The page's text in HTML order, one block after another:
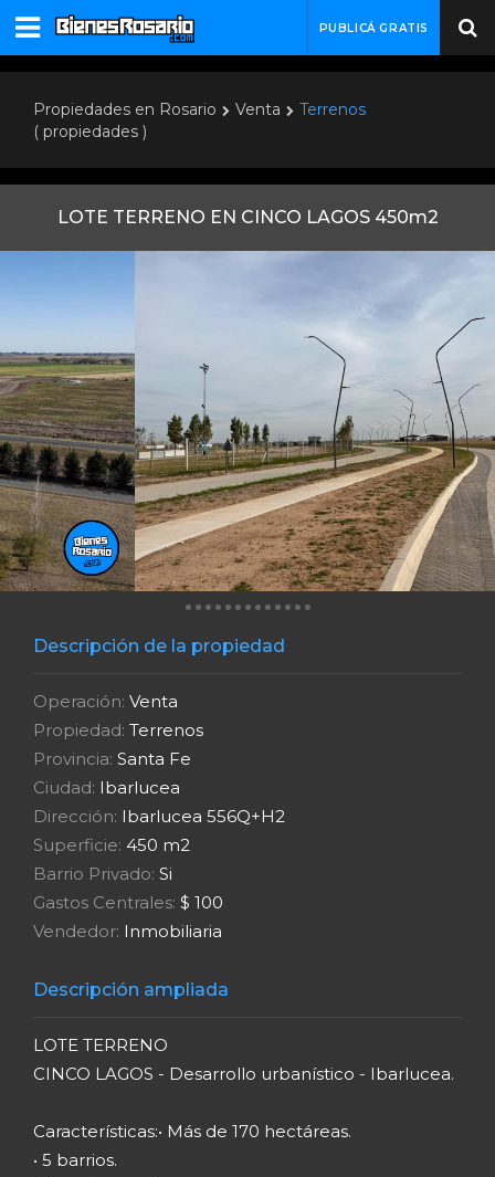
PUBLICÁ GRATIS
Propiedades en Rosario Venta
Terrenos
( propiedades )
LOTE TERRENO EN CINCO LAGOS 450m2
Descripción de la propiedad
Operación: Venta
Propiedad: Terrenos
Provincia: Santa Fe
Ciudad: Ibarlucea
Dirección: Ibarlucea 556Q+H2
Superficie: 450 m2
Barrio Privado: Si
Gastos Centrales: $ 100
Vendedor: Inmobiliaria
Descripción ampliada
LOTE TERRENO
CINCO LAGOS - Desarrollo urbanístico - Ibarlucea.
Características:• Más de 170 hectáreas.
• 5 barrios.